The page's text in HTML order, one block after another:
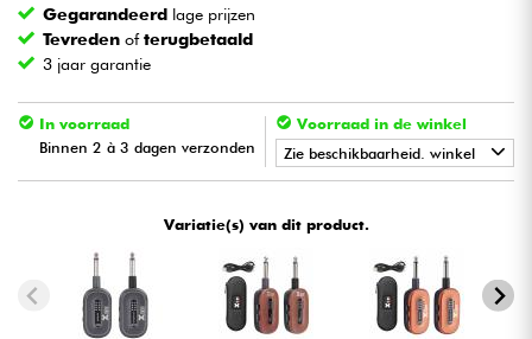
Blaasinstrument
Kinderen
Kabels & toebehoren
HiFi
Gegarandeerd lage prijzen
Tevreden ofterugbetaald
3 jaar garantie
In voorraad
Binnen 2 à 3 dagen verzonden
Voorraad in de winkel
Zie beschikbaarheid. winkel
Variatie(s) van dit product.